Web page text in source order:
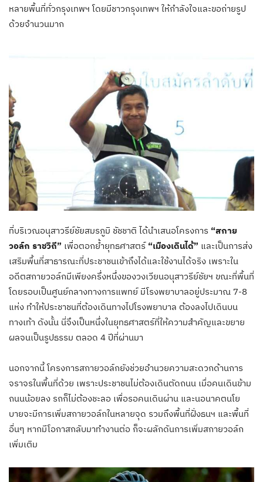
หลายพื้นที่ทั่วกรุงเทพฯ โดยมีชาวกรุงเทพฯ ให้กำลังใจและขอถ่ายรูป
ด้วยจำนวนมาก
ที่บริเวณอนุสาวรีย์ชัยสมรภูมิ ชัชชาติ ได้นำเสนอโครงการ “สกาย
วอล์ก ราชวิถี” เพื่อตอกย้ำยุทธศาสตร์ “เมืองเดินได้” และเป็นการส่ง
เสริมพื้นที่สาธารณะที่ประชาชนเข้าถึงได้และใช้งานได้จริง เพราะใน
อดีตสกายวอล์กมีเพียงครึ่งหนึ่งของวงเวียนอนุสาวรีย์ชัยฯ ขณะที่พื้นที่
โดยรอบเป็นศูนย์กลางทางการแพทย์ มีโรงพยาบาลอยู่ประมาณ 7-8
แห่ง ทำให้ประชาชนที่ต้องเดินทางไปโรงพยาบาล ต้องลงไปเดินบน
ทางเท้า ดังนั้น นี่จึงเป็นหนึ่งในยุทธศาสตร์ที่ให้ความสำคัญและขยาย
ผลจนเป็นรูปธรรม ตลอด 4 ปีที่ผ่านมา
นอกจากนี้ โครงการสกายวอล์กยังช่วยอำนวยความสะดวกด้านการ
จราจรในพื้นที่ด้วย เพราะประชาชนไม่ต้องเดินตัดถนน เมื่อคนเดินข้าม
ถนนน้อยลง รถก็ไม่ต้องชะลอ เพื่อรอคนเดินผ่าน และนอนาคตนโย
บายจะมีการเพิ่มสกายวอล์กในหลายจุด รวมถึงพื้นที่ฝั่งธนฯ และพื้นที่
อื่นๆ หากมีโอกาสกลับมาทำงานต่อ ก็จะผลักดันการเพิ่มสกายวอล์ก
เพิ่มเติม